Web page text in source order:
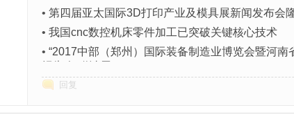
• 第四届亚太国际3D打印产业及模具展新闻发布会
• 我国cnc数控机床零件加工已突破关键核心技术
• “2017中部（郑州）国际装备制造业博览会暨河南
回复